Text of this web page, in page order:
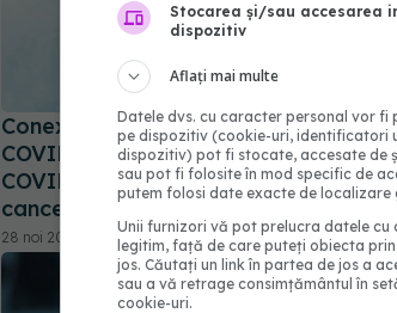
Conexiune surprinzătoare între
COVID-19 și regresia cancerului.
COVID activează celulele anti-
cancer
28 noi 2024, 13:58
Stocarea și/sau accesarea
dispozitiv
Aflați mai multe
Datele dvs. cu caracter personal vor
pe dispozitiv (cookie-uri, identificatori
dispozitiv) pot fi stocate, accesate de
sau pot fi folosite în mod specific de
putem folosi date exacte de localizare
Unii furnizori vă pot prelucra datele cu
legitim, față de care puteți obiecta
jos. Căutați un link în partea de jos a
sau a vă retrage consimțământul în
cookie-uri.